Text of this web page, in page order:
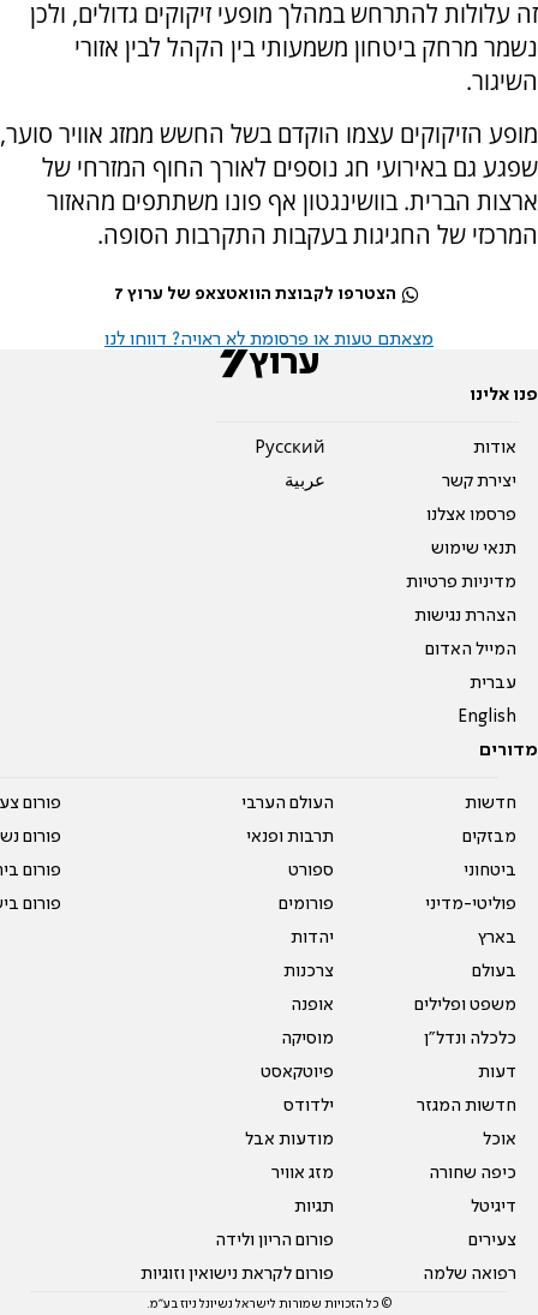
זה עלולות להתרחש במהלך מופעי זיקוקים גדולים, ולכן
נשמר מרחק ביטחון משמעותי בין הקהל לבין אזורי
השיגור.
מופע הזיקוקים עצמו הוקדם בשל החשש ממזג אוויר סוער,
שפגע גם באירועי חג נוספים לאורך החוף המזרחי של
ארצות הברית. בוושינגטון אף פונו משתתפים מהאזור
המרכזי של החגיגות בעקבות התקרבות הסופה.
הצטרפו לקבוצת הוואטצאפ של ערוץ 7
מצאתם טעות או פרסומת לא ראויה? דווחו לנו
פנו אלינו
אודות
יצירת קשר
פרסמו אצלנו
תנאי שימוש
מדיניות פרטיות
הצהרת נגישות
המייל האדום
עברית
English
Pусский
عربية
מדורים
חדשות
מבזקים
ביטחוני
פוליטי-מדיני
בארץ
בעולם
משפט ופלילים
כלכלה ונדל"ן
דעות
חדשות המגזר
אוכל
כיפה שחורה
דיגיטל
צעירים
רפואה שלמה
העולם הערבי
תרבות ופנאי
ספורט
פורומים
יהדות
צרכנות
אופנה
מוסיקה
פיוטקאסט
ילדודס
מודעות אבל
מזג אוויר
תגיות
פורום הריון ולידה
פורום לקראת נישואין וזוגיות
פורום
פורום
פורום
פורום
© כל הזכויות שמורות לישראל נשיונל ניוז בע"מ.